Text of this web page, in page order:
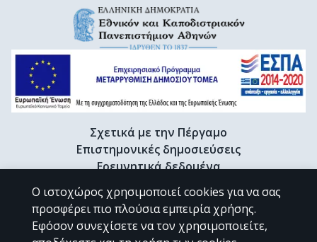
Σχετικά με την Πέργαμο
Επιστημονικές δημοσιεύσεις
Ερευνητικά δεδομένα
Διδακτορικές διατριβές & Γκρίζα βιβλιογραφία
Προφίλ Ερευνητή
Ο ιστοχώρος χρησιμοποιεί cookies για να σας
προσφέρει πιο πλούσια εμπειρία χρήσης.
Εφόσον συνεχίσετε να τον χρησιμοποιείτε,